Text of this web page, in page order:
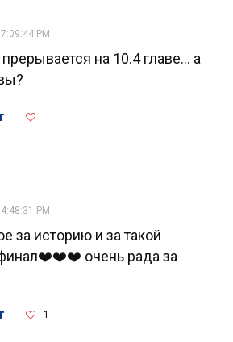
PM
на 10.4 главе... а
PM
за историю и за такой
очень рада за
1